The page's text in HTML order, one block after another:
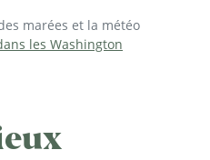
marées et la météo
les Washington